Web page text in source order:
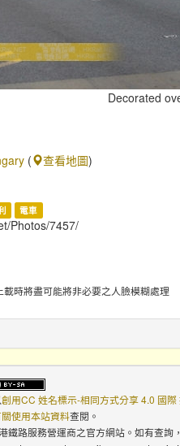
Decorated
( 查看地圖)
電車
Photos/7457/
時將盡可能將非必要之人臉模糊處理
創用CC 姓名標示-相同方式分享 4.0 國際
使用本站資料查閱。
鐵路服務營運商之官方網站。如有查詢